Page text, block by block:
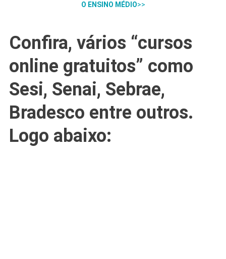
O ENSINO MÉDIO>>
Confira, vários “cursos
online gratuitos” como
Sesi, Senai, Sebrae,
Bradesco entre outros.
Logo abaixo: